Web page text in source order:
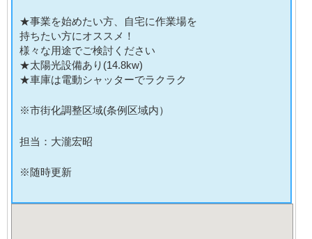
★事業を始めたい方、自宅に作業場を
持ちたい方にオススメ！
様々な用途でご検討ください
★太陽光設備あり(14.8kw)
★車庫は電動シャッターでラクラク
※市街化調整区域(条例区域内）
担当：大瀧宏昭
※随時更新